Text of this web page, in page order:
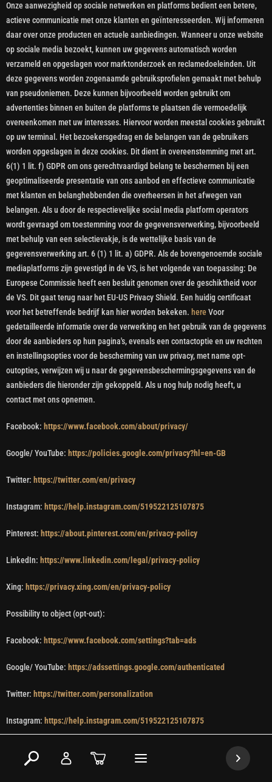
Onze aanwezigheid op sociale netwerken en platforms bedient een betere,
actieve communicatie met onze klanten en geïnteresseerden. Wij informeren
daar over onze producten en actuele aanbiedingen. Wanneer u onze website
op sociale media bezoekt, kunnen uw gegevens automatisch worden
verzameld en opgeslagen voor marktonderzoek en reclamedoeleinden. Uit
deze gegevens worden zogenaamde gebruiksprofielen gemaakt met behulp
van pseudoniemen. Deze kunnen bijvoorbeeld worden gebruikt om
advertenties binnen en buiten de platforms te plaatsen die vermoedelijk
overeenkomen met uw interesses. Hiervoor worden meestal cookies gebruikt
op uw terminal. Het bezoekersgedrag en de belangen van de gebruikers
worden opgeslagen in deze cookies. Dit dient in overeenstemming met art.
6(1) 1 lit. f) GDPR om ons gerechtvaardigd belang te beschermen bij een
geoptimaliseerde presentatie van ons aanbod en effectieve communicatie
met klanten en belanghebbenden die overheersen in het afwegen van
belangen. Als u door de respectievelijke social media platform operators
wordt gevraagd om toestemming voor de gegevensverwerking, bijvoorbeeld
met behulp van een selectievakje, is de wettelijke basis van de
gegevensverwerking art. 6 (1) 1 lit. a) GDPR. Als de bovengenoemde sociale
mediaplatforms zijn gevestigd in de VS, is het volgende van toepassing: De
Europese Commissie heeft een besluit genomen over de geschiktheid voor
de VS. Dit gaat terug naar het EU-US Privacy Shield. Een huidig certificaat
voor het betreffende bedrijf kan hier worden bekeken. hereVoor
gedetailleerde informatie over de verwerking en het gebruik van de gegevens
door de aanbieders op hun pagina's, evenals een contactoptie en uw rechten
en instellingsopties voor de bescherming van uw privacy, met name opt-
outopties, verwijzen wij u naar de gegevensbeschermingsgegevens van de
aanbieders die hieronder zijn gekoppeld. Als u nog hulp nodig heeft, u
contact met ons opnemen.
Facebook: https://www.facebook.com/about/privacy/
Google/ YouTube: https://policies.google.com/privacy?hl=en-GB
Twitter: https://twitter.com/en/privacy
Instagram: https://help.instagram.com/519522125107875
Pinterest: https://about.pinterest.com/en/privacy-policy
LinkedIn: https://www.linkedin.com/legal/privacy-policy
Xing: https://privacy.xing.com/en/privacy-policy
Possibility to object (opt-out):
Facebook: https://www.facebook.com/settings?tab=ads
Google/ YouTube: https://adssettings.google.com/authenticated
Twitter: https://twitter.com/personalization
Instagram: https://help.instagram.com/519522125107875